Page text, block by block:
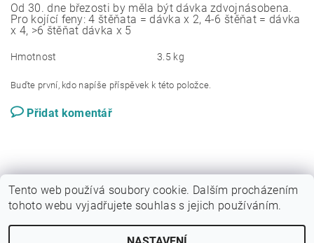
Od 30. dne březosti by měla být dávka zdvojnásobena.
Pro kojící feny: 4 štěňata = dávka x 2, 4-6 štěňat = dávka
x 4, >6 štěňat dávka x 5
Hmotnost 3.5 kg
Buďte první, kdo napíše příspěvek k této položce.
Přidat komentář
Sytypes.cz Dogfoodanalysis.com
Tento web používá soubory cookie. Dalším procházením
tohoto webu vyjadřujete souhlas s jejich používáním.